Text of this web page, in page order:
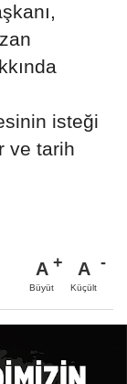
isteği
ve tarih
A
Büyüt
A
Küçült